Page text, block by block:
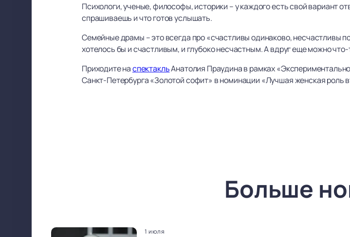
Психологи, ученые, философы, историки – у каждого есть свой вариант
спрашиваешь и что готов услышать.
Семейные драмы – это всегда про «счастливы одинаково, несчастливы
хотелось бы и счастливым, и глубоко несчастным. А вдруг еще можно
Приходите наспектакльАнатолия Праудина в рамках
Санкт-Петербурга «Золотой софит» в номинации «Лучшая женская роль
Больше
1 июля